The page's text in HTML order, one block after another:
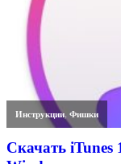
Инструкции,Фишки
Скачать iTunes